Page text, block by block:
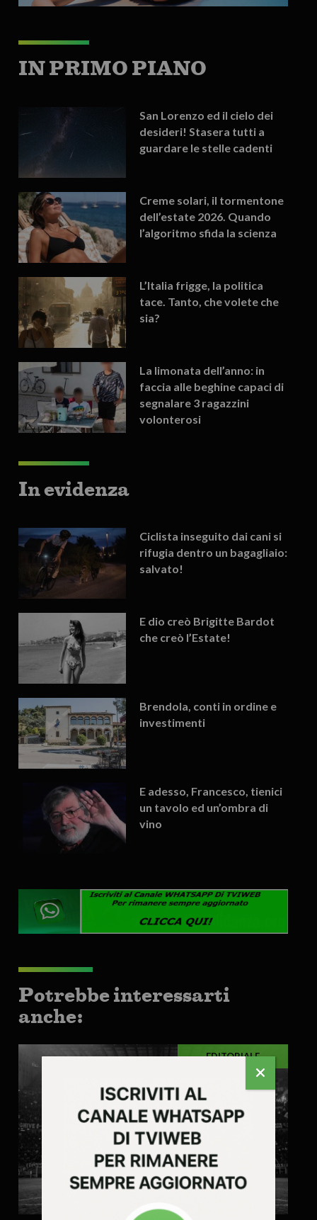
IN PRIMO PIANO
San Lorenzo ed il cielo dei
desideri! Stasera tutti a
guardare le stelle cadenti
Creme solari, il tormentone
dell’estate 2026. Quando
l’algoritmo sfida la scienza
L’Italia frigge, la politica
tace. Tanto, che volete che
sia?
La limonata dell’anno: in
faccia alle beghine capaci di
segnalare 3 ragazzini
volonterosi
In evidenza
Ciclista inseguito dai cani si
rifugia dentro un bagagliaio:
salvato!
E dio creò Brigitte Bardot
che creò l’Estate!
Brendola, conti in ordine e
investimenti
E adesso, Francesco, tienici
un tavolo ed un’ombra di
vino
Potrebbe interessarti
anche:
EDITORIALE